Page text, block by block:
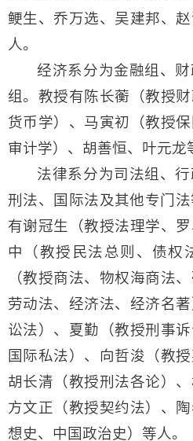
鲠生、乔万选、吴建邦、
人。
经济系分为金融组、
组。教授有陈长蘅（教授
货币学）、马寅初（教授
审计学）、胡善恒、叶元龙
法律系分为司法组、行
刑法、国际法及其他专门
有谢冠生（教授法理学、
中（教授民法总则、债权
（教授商法、物权海商法
劳动法、经济法、经济名
讼法）、夏勤（教授刑事
国际私法）、向哲浚（教
胡长清（教授刑法各论）
方文正（教授契约法）、
想史、中国政治史）等人。